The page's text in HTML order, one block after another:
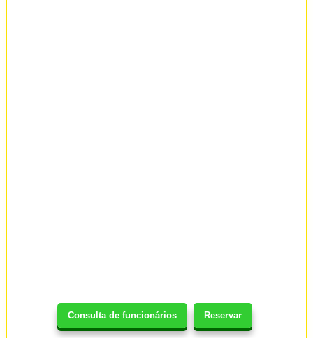
Consulta de funcionários Reservar